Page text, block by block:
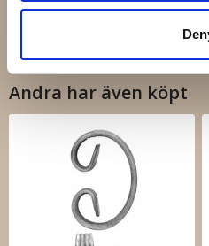
Andra har även köpt